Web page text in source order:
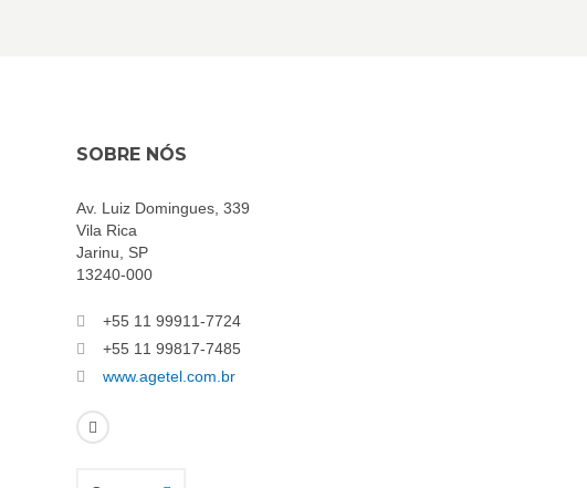
SOBRE NÓS
Av. Luiz Domingues, 339
Vila Rica
Jarinu, SP
13240-000
+55 11 99911-7724
+55 11 99817-7485
www.agetel.com.br